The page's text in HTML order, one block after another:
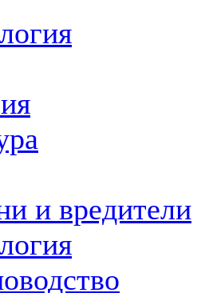
и вредители